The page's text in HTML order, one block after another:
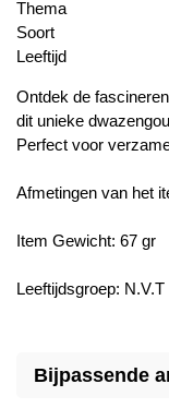
Thema
Soort
Leeftijd
Ontdek de
dit unieke
Perfect voor
Afmetingen van het
Item Gewicht: 67 gr
Leeftijdsgroep: N.V.T
Bijpassende